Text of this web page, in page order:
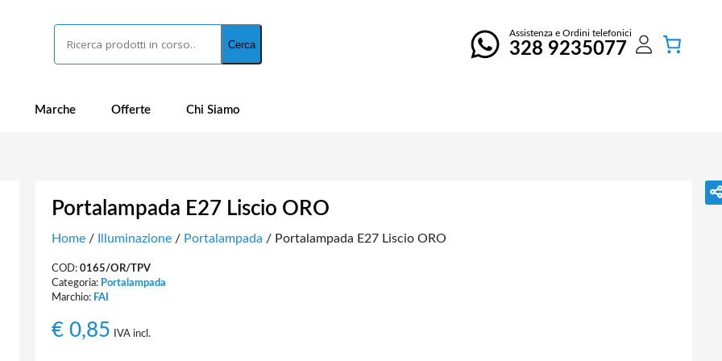
Cerca
Assistenza e Ordini telefonici
328 9235077
Marche Offerte Chi Siamo
Portalampada E27 Liscio ORO
Home/ Illuminazione/ Portalampada / Portalampada E27 Liscio ORO
COD: 0165/OR/TPV
Categoria: Portalampada
Marchio: FAI
€0,85 IVA incl.